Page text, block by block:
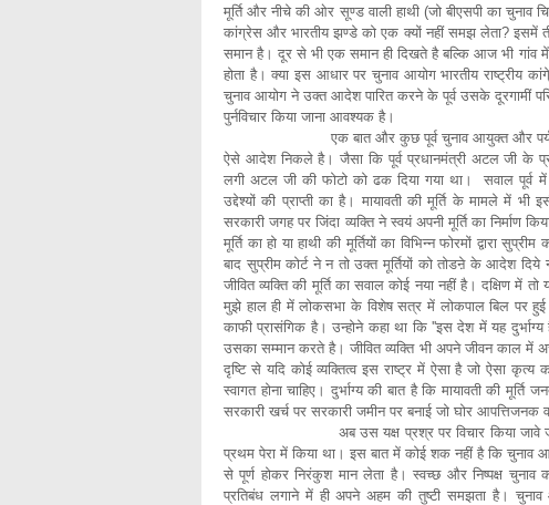
मूर्ति और नीचे की ओर सूण्ड वाली हाथी (जो बीएसपी का चुनाव
कांग्रेस और भारतीय झण्डे को एक क्यों नहीं समझ लेता?
समान है। दूर से भी एक समान ही दिखते है बल्कि आज भी गांव में
होता है। क्या इस आधार पर चुनाव आयोग भारतीय राष्ट्रीय
चुनाव आयोग ने उक्त आदेश पारित करने के पूर्व उसके दूरगामीं
पुर्नविचार किया जाना आवश्यक है।
एक बात और कुछ पूर्व चुनाव आयुक्त और पर्यवेक्षकों ने
ऐसे आदेश निकले है। जैसा कि पूर्व प्रधानमंत्री अटल जी के
लगी अटल जी की फोटो को ढक दिया गया था। सवाल पूर्व
उद्देश्यों की प्राप्ती का है। मायावती की मूर्ति के मामले में
सरकारी जगह पर जिंदा व्यक्ति ने स्वयं अपनी मूर्ति का निर्माण
मूर्ति का हो या हाथी की मूर्तियों का विभिन्न फोरमों द्वारा
बाद सुप्रीम कोर्ट ने न तो उक्त मूर्तियों को तोडऩे के आदेश
जीवित व्यक्ति की मूर्ति का सवाल कोई नया नहीं है। दक्षिण में
मुझे हाल ही में लोकसभा के विशेष सत्र में लोकपाल बिल पर
काफी प्रासंगिक है। उन्होने कहा था कि ''इस देश में यह
उसका सम्मान करते है। जीवित व्यक्ति भी अपने जीवन काल में
दृष्टि से यदि कोई व्यक्तित्व इस राष्ट्र में ऐसा है जो ऐसा
स्वागत होना चाहिए। दुर्भाग्य की बात है कि मायावती की
सरकारी खर्च पर सरकारी जमीन पर बनाई जो घोर आपत्तिजनक
अब उस यक्ष प्रश्र पर विचार किया जावे जो
प्रथम पेरा में किया था। इस बात में कोई शक नहीं है कि चुनाव
से पूर्ण होकर निरंकुश मान लेता है। स्वच्छ और निष्पक्ष चुनाव
प्रतिबंध लगाने में ही अपने अहम की तुष्टी समझता है। चुनाव